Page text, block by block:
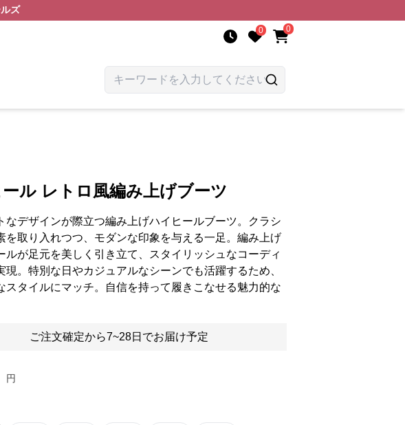
ズ
0 0
ル レトロ風編み上げブーツ
なデザインが際立つ編み上げハイヒールブーツ。クラシ
を取り入れつつ、モダンな印象を与える一足。編み上げ
ルが足元を美しく引き立て、スタイリッシュなコーディ
現。特別な日やカジュアルなシーンでも活躍するため、
スタイルにマッチ。自信を持って履きこなせる魅力的な
ご注文確定から7~28日でお届け予定
円